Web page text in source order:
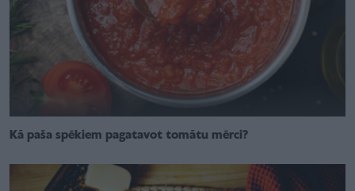
Kā paša spēkiem pagatavot tomātu mērci?